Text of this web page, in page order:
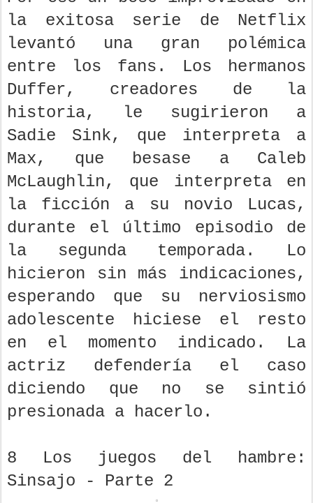
la exitosa serie de Netflix
levantó una gran polémica
entre los fans. Los hermanos
Duffer, creadores de la
historia, le sugirieron a
Sadie Sink, que interpreta a
Max, que besase a Caleb
McLaughlin, que interpreta en
la ficción a su novio Lucas,
durante el último episodio de
la segunda temporada. Lo
hicieron sin más indicaciones,
esperando que su nerviosismo
adolescente hiciese el resto
en el momento indicado. La
actriz defendería el caso
diciendo que no se sintió
presionada a hacerlo.
8 Los juegos del hambre:
Sinsajo - Parte 2